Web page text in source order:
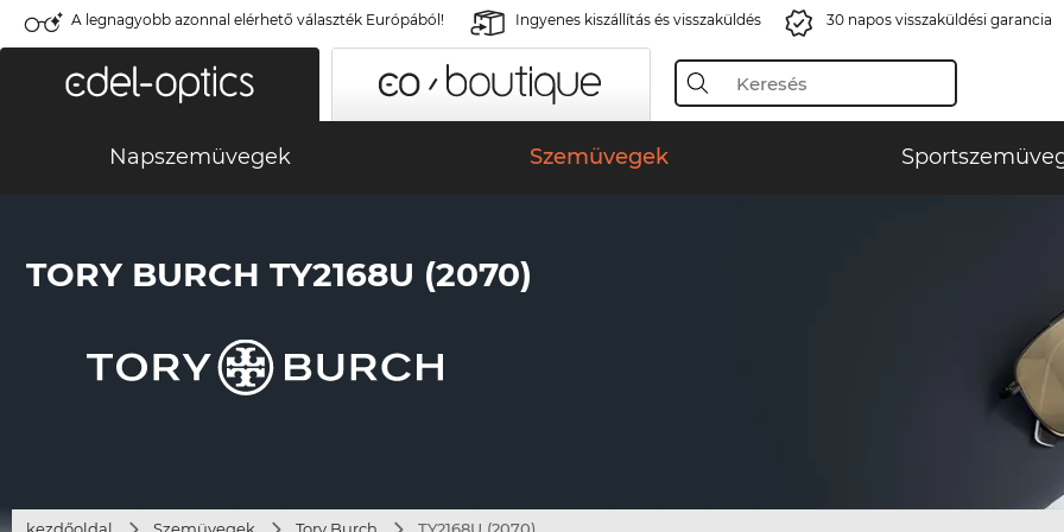
A legnagyobb azonnal elérhető választék Európából! Ingyenes kiszállítás és visszaküldés 30 napos visszaküldési garancia
Napszemüvegek Szemüvegek
TORY BURCH TY2168U (2070)